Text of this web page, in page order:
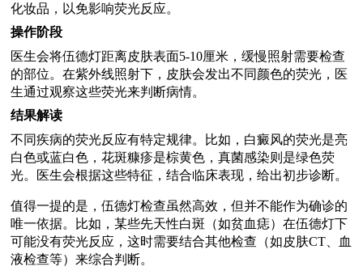
化妆品，以免影响荧光反应。
操作阶段
医生会将伍德灯距离皮肤表面5-10厘米，缓慢照射需要检查
的部位。在紫外线照射下，皮肤会发出不同颜色的荧光，医
生通过观察这些荧光来判断病情。
结果解读
不同疾病的荧光反应有特定规律。比如，白癜风的荧光是亮
白色或蓝白色，花斑糠疹是棕黄色，真菌感染则是绿色荧
光。医生会根据这些特征，结合临床表现，给出初步诊断。
值得一提的是，伍德灯检查虽然高效，但并不能作为确诊的
唯一依据。比如，某些先天性白斑（如贫血痣）在伍德灯下
可能没有荧光反应，这时需要结合其他检查（如皮肤CT、血
液检查等）来综合判断。